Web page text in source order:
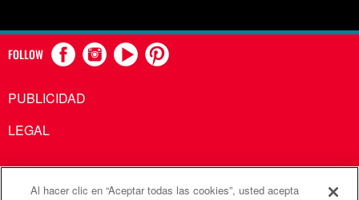
FOLLOW
PUBLICIDAD
LEGAL
Al hacer clic en “Aceptar todas las cookies”, usted acepta